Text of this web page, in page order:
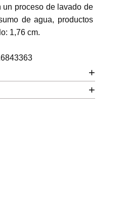
proceso de lavado de
de agua, productos
1,76 cm.
36.ref.6843363
+
+